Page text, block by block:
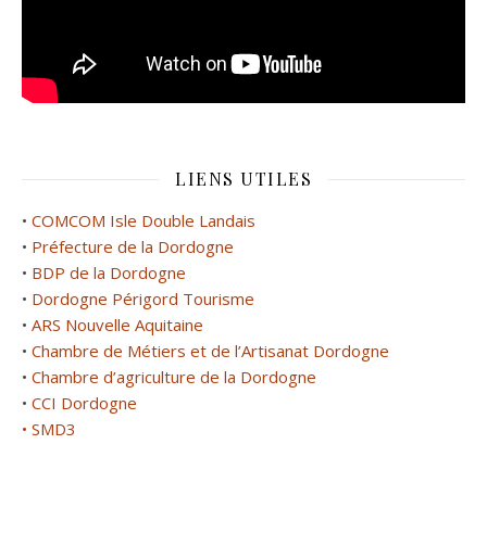
LIENS UTILES
• COMCOM Isle Double Landais
• Préfecture de la Dordogne
• BDP de la Dordogne
• Dordogne Périgord Tourisme
• ARS Nouvelle Aquitaine
• Chambre de Métiers et de l’Artisanat Dordogne
• Chambre d’agriculture de la Dordogne
• CCI Dordogne
• SMD3